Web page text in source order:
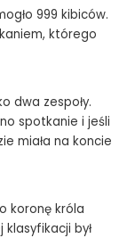
999 kibiców.
którego
dwa zespoły.
spotkanie i jeśli
miała na koncie
koronę króla
klasyfikacji był